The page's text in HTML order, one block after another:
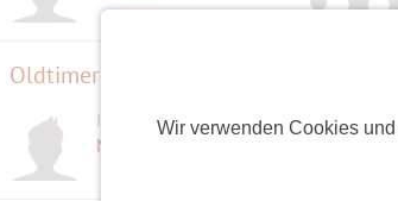
Wir verwenden Cookies
Oldtimer-Festival
Initiator
Maratiri Dieses